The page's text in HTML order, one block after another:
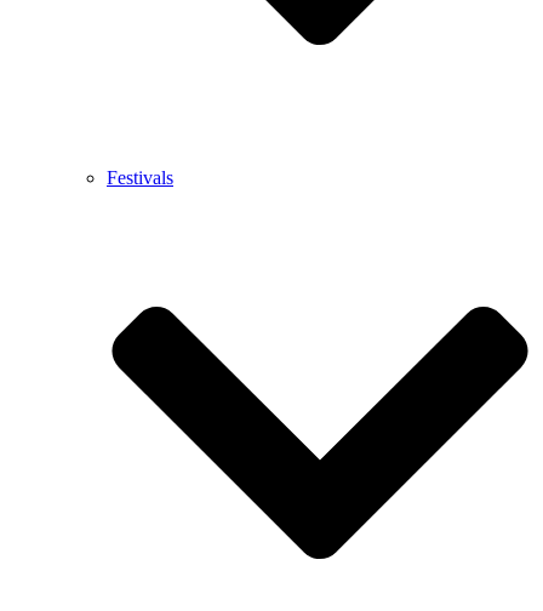
Festivals